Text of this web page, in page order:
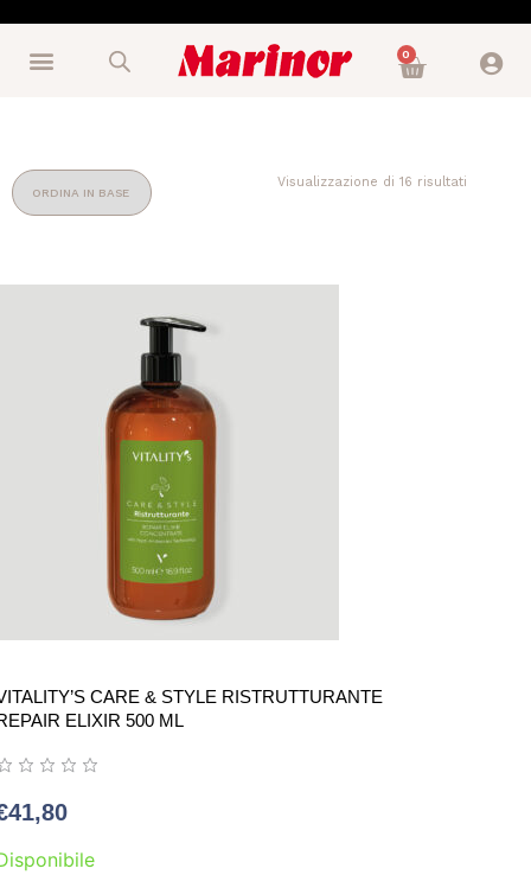
0
Visualizzazione di 16 risultati
CARE & STYLE RISTRUTTURANTE
ELIXIR 500 ML
41,80